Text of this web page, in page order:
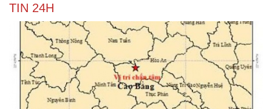
Du lịch
Tư vấn
Săn Tour
check-in
Podcast
Câu chuyện thời sự
Đọc truyện đêm khuya
Cửa sổ tình yêu
Kể chuyện cho bé
Hạt giống tâm hồn
TIN 24H